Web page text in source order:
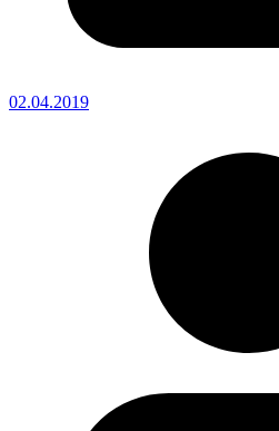
02.04.2019